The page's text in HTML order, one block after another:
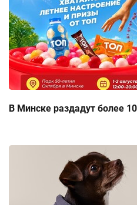
В Минске раздадут более